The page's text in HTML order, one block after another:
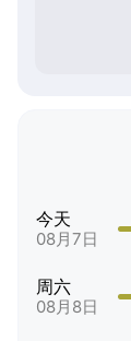
今天
08月7日
周六
08月8日